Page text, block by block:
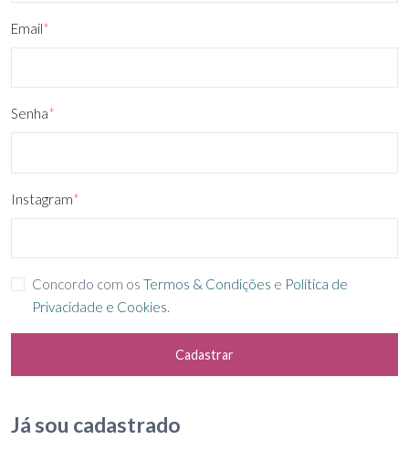
Email*
Senha*
Instagram*
Concordo com os Termos & Condições e Política de
Privacidade e Cookies.
Cadastrar
Já sou cadastrado